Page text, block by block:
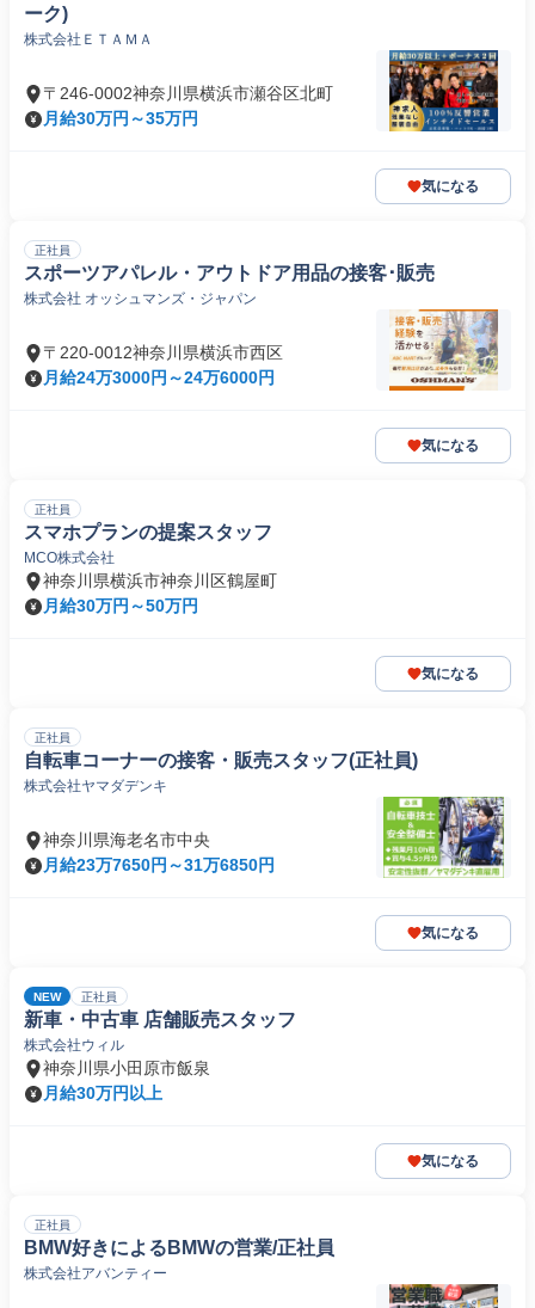
ーク)
株式会社ＥＴＡＭＡ
〒246-0002神奈川県横浜市瀬谷区北町
月給30万円～35万円
気になる
正社員
スポーツアパレル・アウトドア用品の接客･販売
株式会社 オッシュマンズ・ジャパン
〒220-0012神奈川県横浜市西区
月給24万3000円～24万6000円
気になる
正社員
スマホプランの提案スタッフ
MCO株式会社
神奈川県横浜市神奈川区鶴屋町
月給30万円～50万円
気になる
正社員
自転車コーナーの接客・販売スタッフ(正社員)
株式会社ヤマダデンキ
神奈川県海老名市中央
月給23万7650円～31万6850円
気になる
NEW 正社員
新車・中古車 店舗販売スタッフ
株式会社ウィル
神奈川県小田原市飯泉
月給30万円以上
気になる
正社員
BMW好きによるBMWの営業/正社員
株式会社アバンティー